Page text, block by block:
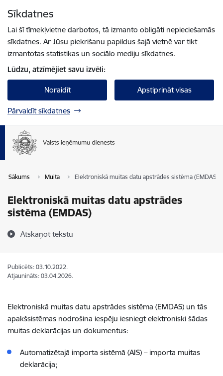
Sīkdatnes
Lai šī tīmekļvietne darbotos, tā izmanto obligāti nepieciešamās
sīkdatnes. Ar Jūsu piekrišanu papildus šajā vietnē var tikt
izmantotas statistikas un sociālo mediju sīkdatnes.
Lūdzu, atzīmējiet savu izvēli:
Noraidīt Apstiprināt visas
Pārvaldīt sīkdatnes
Sākums Muita Elektroniskā muitas datu apstrādes sistēma (EMDAS)
Elektroniskā muitas datu apstrādes
sistēma (EMDAS)
Atskaņot tekstu
Publicēts: 03.10.2022.
Atjaunināts: 03.04.2026.
Elektroniskā muitas datu apstrādes sistēma (EMDAS) un tās
apakšsistēmas nodrošina iespēju iesniegt elektroniski šādas
muitas deklarācijas un dokumentus:
Automatizētajā importa sistēmā (AIS) – importa muitas
deklarācija;